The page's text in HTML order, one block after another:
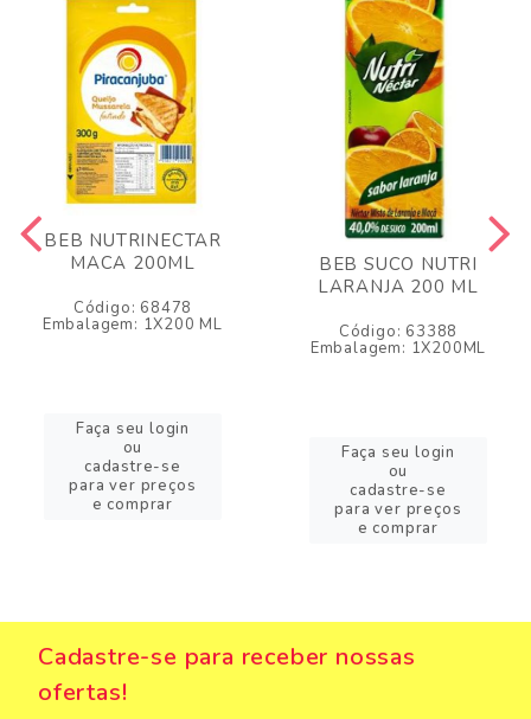
BEB NUTRINECTAR
MACA 200ML
Código: 68478
Embalagem: 1X200 ML
Faça seu login
ou
cadastre-se
para ver preços
e comprar
BEB SUCO NUTRI
LARANJA 200 ML
Código: 63388
Embalagem: 1X200ML
Faça seu login
ou
cadastre-se
para ver preços
e comprar
Cadastre-se para receber nossas
ofertas!